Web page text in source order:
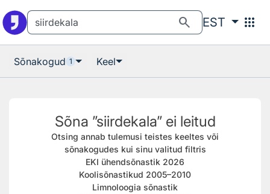
search EST apps
Sõnakogud 1 Keel
Sõna ”siirdekala” ei leitud
Otsing annab tulemusi teistes keeltes või
sõnakogudes kui sinu valitud filtris
EKI ühendsõnastik 2026
Koolisõnastikud 2005–2010
Limnoloogia sõnastik